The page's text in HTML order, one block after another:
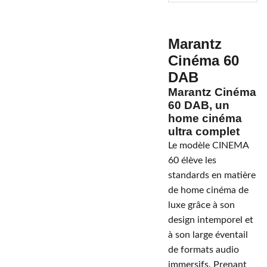
Marantz
Cinéma 60
DAB
Marantz Cinéma
60 DAB, un
home cinéma
ultra complet
Le modèle CINEMA
60 élève les
standards en matière
de home cinéma de
luxe grâce à son
design intemporel et
à son large éventail
de formats audio
immersifs. Prenant